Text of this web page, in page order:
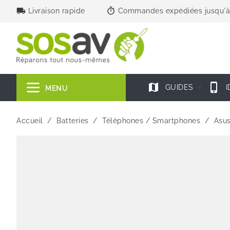
local_shipping Livraison rapide timer Commandes expédiées
MENU map GUIDES phone_iphone
Accueil Batteries Téléphones / Smartphones